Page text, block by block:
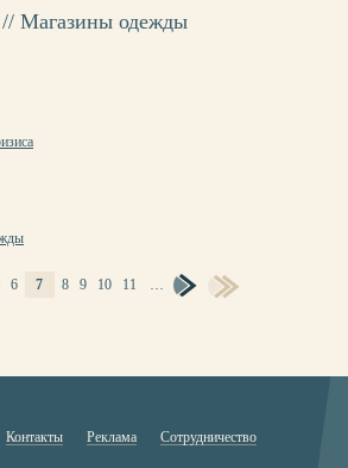
одежды
6 7 8 9 10 11 …
Контакты Реклама Сотрудничество